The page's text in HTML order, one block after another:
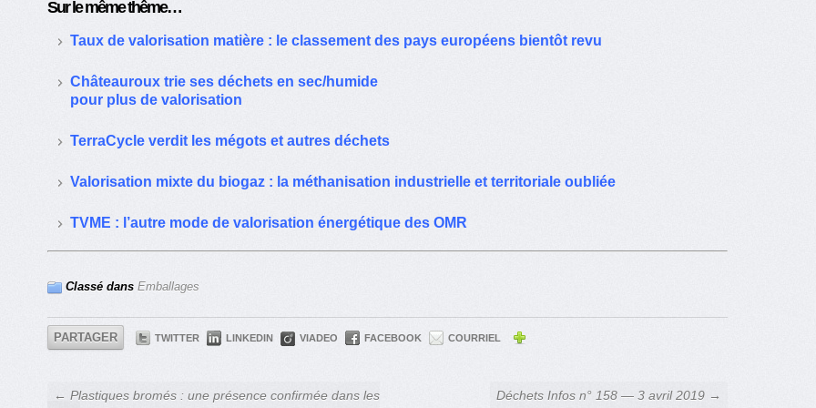
Sur le même thême…
Taux de valorisation matière : le classement des pays européens bientôt revu
Châteauroux trie ses déchets en sec/humide
pour plus de valorisation
TerraCycle verdit les mégots et autres déchets
Valorisation mixte du biogaz : la méthanisation industrielle et territoriale oubliée
TVME : l’autre mode de valorisation énergétique des OMR
Classé dans Emballages
PARTAGER TWITTER LINKEDIN VIADEO FACEBOOK COURRIEL
← Plastiques bromés : une présence confirmée dans les
Déchets Infos n° 158 — 3 avril 2019 →